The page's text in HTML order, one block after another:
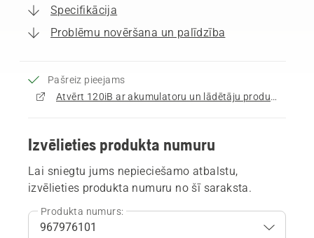
Specifikācija
Problēmu novēršana un palīdzība
Pašreiz pieejams
Atvērt 120iB ar akumulatoru un lādētāju produktu lapu
Izvēlieties produkta numuru
Lai sniegtu jums nepieciešamo atbalstu,
izvēlieties produkta numuru no šī saraksta.
Produkta numurs: